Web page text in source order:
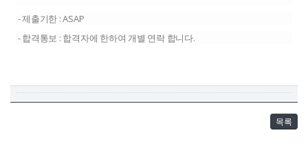
- 제출기한 : ASAP
- 합격통보 : 합격자에 한하여 개별 연락 합니다.
목록